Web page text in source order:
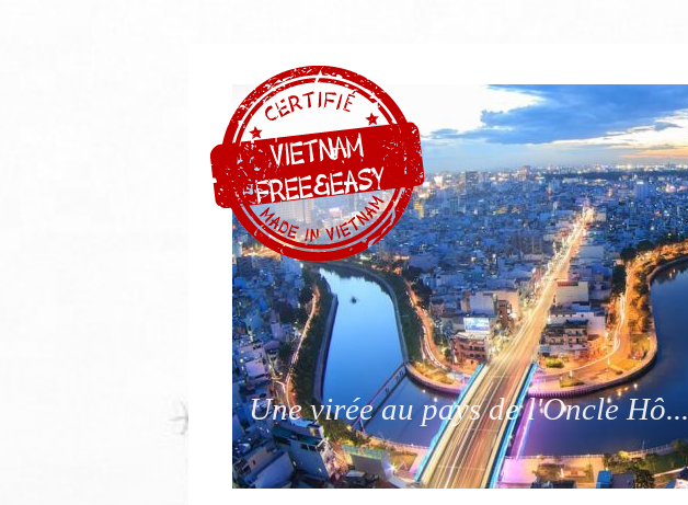
Une virée au pays de l'Oncle Hô...